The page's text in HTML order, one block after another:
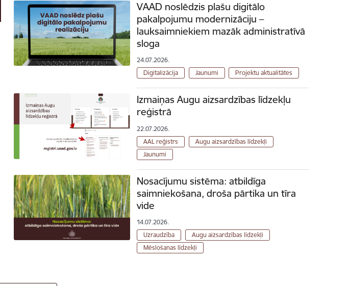
VAAD noslēdzis plašu digitālo
pakalpojumu modernizāciju –
lauksaimniekiem mazāk administratīvā
sloga
24.07.2026.
Digitalizācija
Jaunumi Projektu aktualitātes
Izmaiņas Augu aizsardzības līdzekļu
reģistrā
22.07.2026.
AAL reģistrs
Augu aizsardzības līdzekļi
Jaunumi
Nosacījumu sistēma: atbildīga
saimniekošana, droša pārtika un tīra
vide
14.07.2026.
Uzraudzība
Augu aizsardzības līdzekļi
Mēslošanas līdzekļi